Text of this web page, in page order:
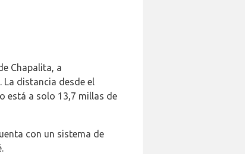
Chapalita, a
La distancia desde el
está a solo 13,7 millas de
con un sistema de